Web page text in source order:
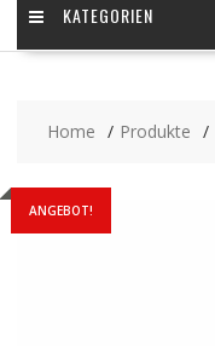
KATEGORIEN
Home Produkte
ANGEBOT!